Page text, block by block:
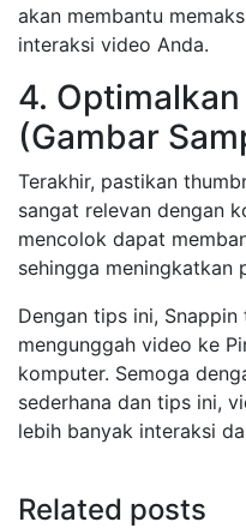
akan membantu
interaksi video Anda.
4.
(Gambar
Terakhir, pastikan
sangat relevan dengan
mencolok dapat
sehingga meningkatkan
Dengan tips ini,
mengunggah video ke
komputer. Semoga
sederhana dan tips ini,
lebih banyak interaksi
Related posts